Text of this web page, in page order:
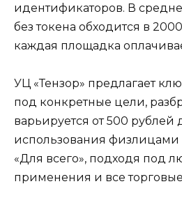
идентификаторов. В
без токена обходится в
каждая площадка
УЦ «Тензор» предлагает
под конкретные цели,
варьируется от 500 рублей
использования физлицами
«Для всего», подходя под
применения и все